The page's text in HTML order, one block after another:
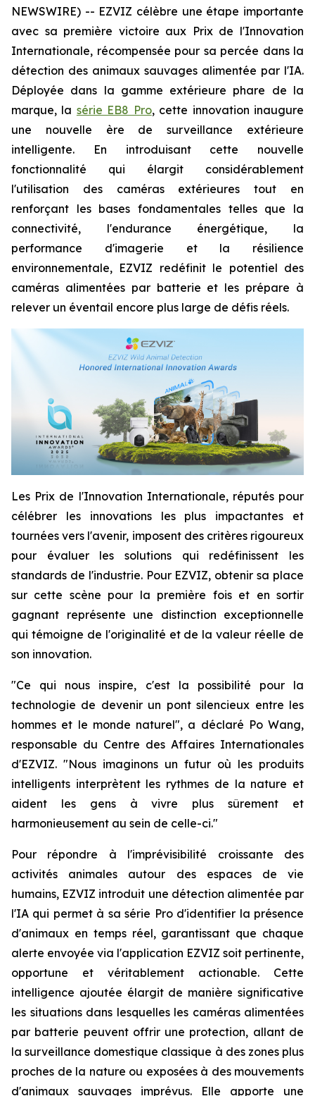
NEWSWIRE) -- EZVIZ célèbre une étape importante
avec sa première victoire aux Prix de l'Innovation
Internationale, récompensée pour sa percée dans la
détection des animaux sauvages alimentée par l'IA.
Déployée dans la gamme extérieure phare de la
marque, la série EB8 Pro, cette innovation inaugure
une nouvelle ère de surveillance extérieure
intelligente. En introduisant cette nouvelle
fonctionnalité qui élargit considérablement
l'utilisation des caméras extérieures tout en
renforçant les bases fondamentales telles que la
connectivité, l'endurance énergétique, la
performance d'imagerie et la résilience
environnementale, EZVIZ redéfinit le potentiel des
caméras alimentées par batterie et les prépare à
relever un éventail encore plus large de défis réels.
Les Prix de l'Innovation Internationale, réputés pour
célébrer les innovations les plus impactantes et
tournées vers l'avenir, imposent des critères rigoureux
pour évaluer les solutions qui redéfinissent les
standards de l'industrie. Pour EZVIZ, obtenir sa place
sur cette scène pour la première fois et en sortir
gagnant représente une distinction exceptionnelle
qui témoigne de l'originalité et de la valeur réelle de
son innovation.
"Ce qui nous inspire, c'est la possibilité pour la
technologie de devenir un pont silencieux entre les
hommes et le monde naturel", a déclaré Po Wang,
responsable du Centre des Affaires Internationales
d'EZVIZ. "Nous imaginons un futur où les produits
intelligents interprètent les rythmes de la nature et
aident les gens à vivre plus sûrement et
harmonieusement au sein de celle-ci."
Pour répondre à l'imprévisibilité croissante des
activités animales autour des espaces de vie
humains, EZVIZ introduit une détection alimentée par
l'IA qui permet à sa série Pro d'identifier la présence
d'animaux en temps réel, garantissant que chaque
alerte envoyée via l'application EZVIZ soit pertinente,
opportune et véritablement actionable. Cette
intelligence ajoutée élargit de manière significative
les situations dans lesquelles les caméras alimentées
par batterie peuvent offrir une protection, allant de
la surveillance domestique classique à des zones plus
proches de la nature ou exposées à des mouvements
d'animaux sauvages imprévus. Elle apporte une